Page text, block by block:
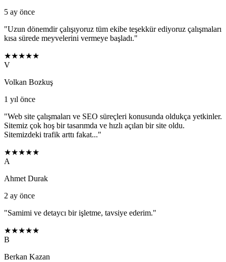
5 ay önce
"Uzun dönemdir çalışıyoruz tüm ekibe teşekkür ediyoruz çalışmaları
kısa sürede meyvelerini vermeye başladı."
★★★★★
V
Volkan Bozkuş
1 yıl önce
"Web site çalışmaları ve SEO süreçleri konusunda oldukça yetkinler.
Sitemiz çok hoş bir tasarımda ve hızlı açılan bir site oldu.
Sitemizdeki trafik arttı fakat..."
★★★★★
A
Ahmet Durak
2 ay önce
"Samimi ve detaycı bir işletme, tavsiye ederim."
★★★★★
B
Berkan Kazan